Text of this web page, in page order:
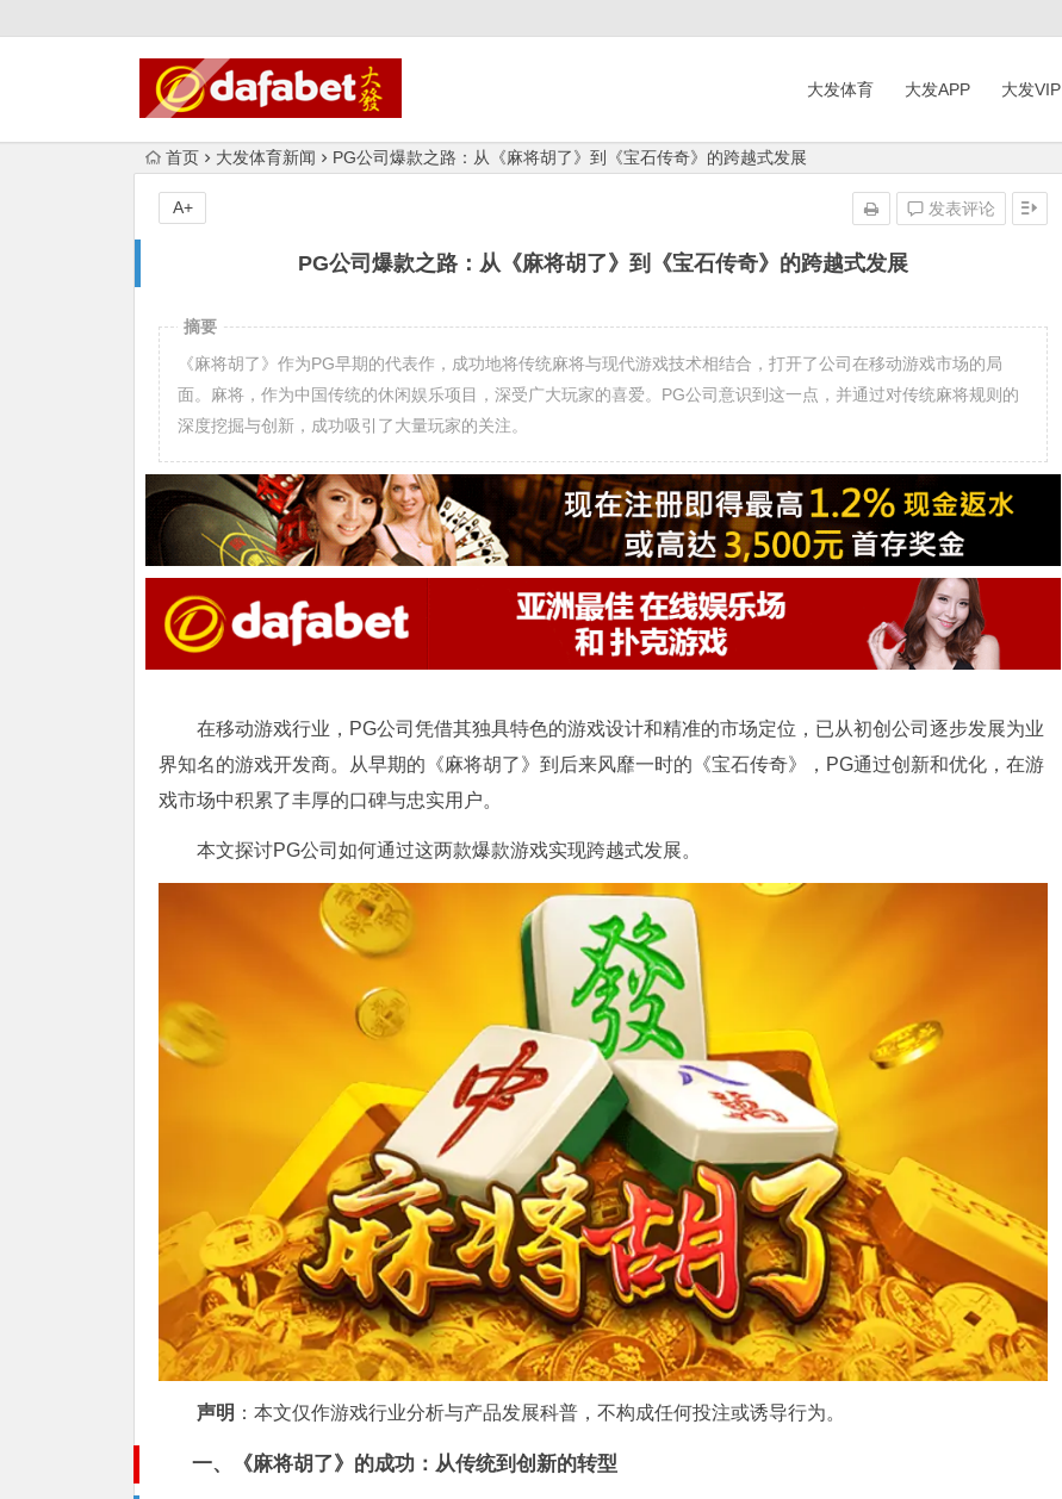
大发体育 大发APP 大发VIP
首页 大发体育新闻 PG公司爆款之路：从《麻将胡了》到《宝石传奇》的跨越式发展
PG公司爆款之路：从《麻将胡了》到《宝石传奇》的跨越式发展
发表评论
A+
摘要
《麻将胡了》作为PG早期的代表作，成功地将传统麻将与现代游戏技术相结合，打开了公司在移动游戏市场的局
面。麻将，作为中国传统的休闲娱乐项目，深受广大玩家的喜爱。PG公司意识到这一点，并通过对传统麻将规则的
深度挖掘与创新，成功吸引了大量玩家的关注。
在移动游戏行业，PG公司凭借其独具特色的游戏设计和精准的市场定位，已从初创公司逐步发展为业
界知名的游戏开发商。从早期的《麻将胡了》到后来风靡一时的《宝石传奇》，PG通过创新和优化，在游
戏市场中积累了丰厚的口碑与忠实用户。
本文探讨PG公司如何通过这两款爆款游戏实现跨越式发展。
声明 ：本文仅作游戏行业分析与产品发展科普，不构成任何投注或诱导行为。
一、《麻将胡了》的成功：从传统到创新的转型